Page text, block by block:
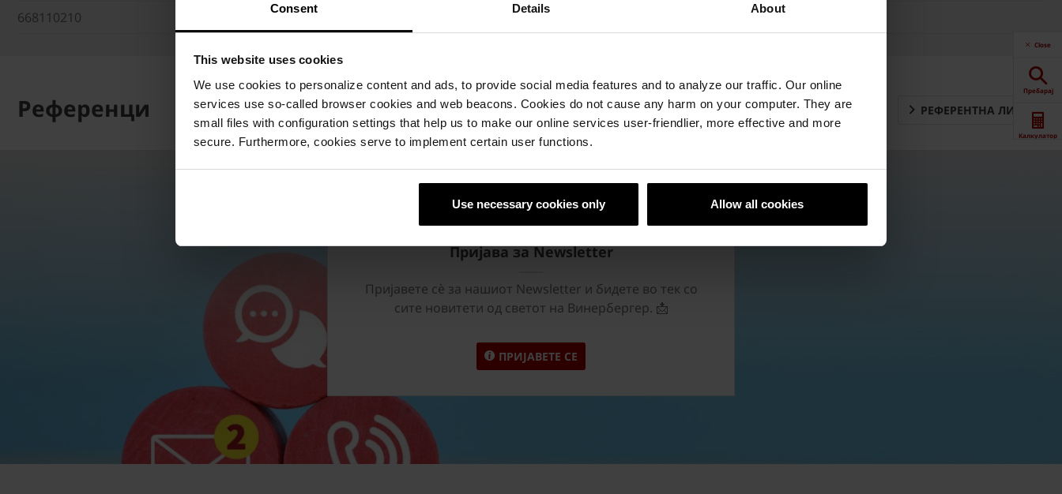
Consent Details About
This website uses cookies
We use cookies to personalize content and ads, to provide social media features and to analyze our traffic. Our online
services use so-called browser cookies and web beacons. Cookies do not cause any harm on your computer. They are
small files with configuration settings that help us to make our online services user-friendlier, more effective and more
secure. Furthermore, cookies serve to implement certain user functions.
Use necessary cookies only Allow all cookies
668110210
B125, C250
Референци РЕФЕРЕНТНА ЛИСТА
Пријава за Newsletter
Пријавете сѐ за нашиот Newsletter и бидете во тек со
сите новитети од светот на Винербергер. 📩
ПРИЈАВЕТЕ СЕ
Close
Пребарај
Калкулатор